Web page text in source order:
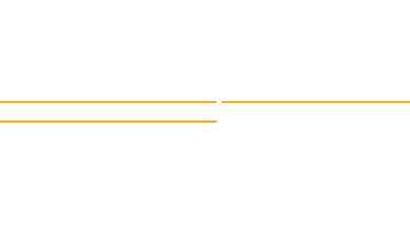
ALBERTO COMPARATO.